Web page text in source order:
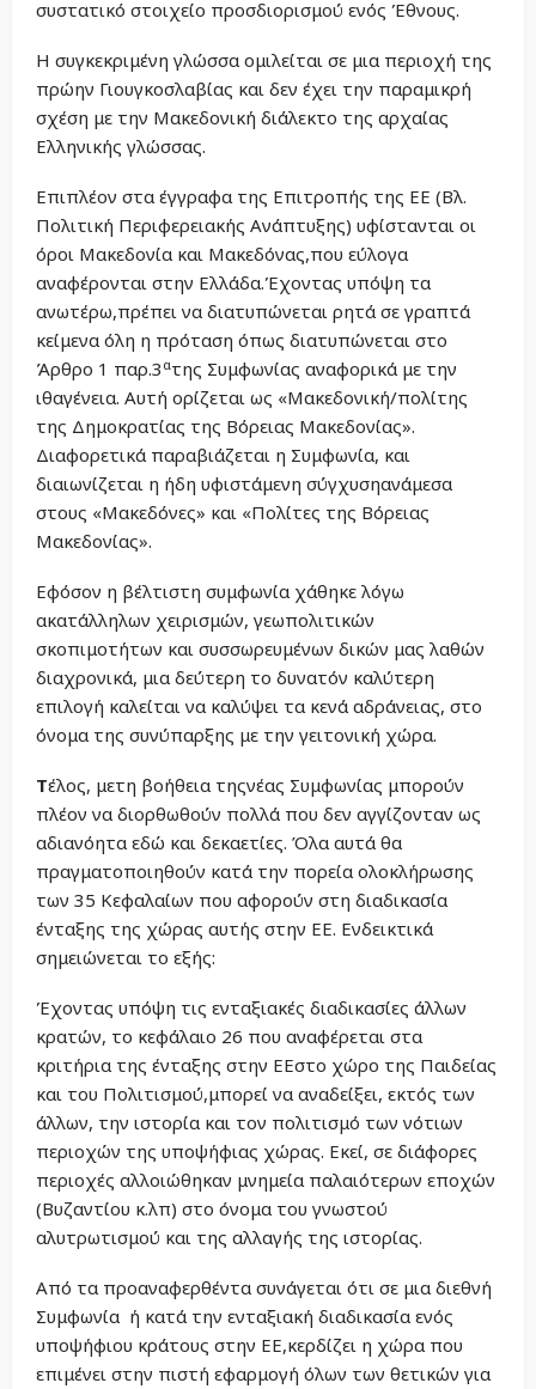
συστατικό στοιχείο προσδιορισμού ενός Έθνους.
Η συγκεκριμένη γλώσσα ομιλείται σε μια περιοχή της
πρώην Γιουγκοσλαβίας και δεν έχει την παραμικρή
σχέση με την Μακεδονική διάλεκτο της αρχαίας
Ελληνικής γλώσσας.
Επιπλέον στα έγγραφα της Επιτροπής της ΕΕ (Βλ.
Πολιτική Περιφερειακής Ανάπτυξης) υφίστανται οι
όροι Μακεδονία και Μακεδόνας,που εύλογα
αναφέρονται στην Ελλάδα.Έχοντας υπόψη τα
ανωτέρω,πρέπει να διατυπώνεται ρητά σε γραπτά
κείμενα όλη η πρόταση όπως διατυπώνεται στο
Άρθρο 1 παρ.3 ατης Συμφωνίας αναφορικά με την
ιθαγένεια. Αυτή ορίζεται ως «Μακεδονική/πολίτης
της Δημοκρατίας της Βόρειας Μακεδονίας».
Διαφορετικά παραβιάζεται η Συμφωνία, και
διαιωνίζεται η ήδη υφιστάμενη σύγχυσηανάμεσα
στους «Μακεδόνες» και «Πολίτες της Βόρειας
Μακεδονίας».
Εφόσον η βέλτιστη συμφωνία χάθηκε λόγω
ακατάλληλων χειρισμών, γεωπολιτικών
σκοπιμοτήτων και συσσωρευμένων δικών μας λαθών
διαχρονικά, μια δεύτερη το δυνατόν καλύτερη
επιλογή καλείται να καλύψει τα κενά αδράνειας, στο
όνομα της συνύπαρξης με την γειτονική χώρα.
Τέλος, μετη βοήθεια τηςνέας Συμφωνίας μπορούν
πλέον να διορθωθούν πολλά που δεν αγγίζονταν ως
αδιανόητα εδώ και δεκαετίες. Όλα αυτά θα
πραγματοποιηθούν κατά την πορεία ολοκλήρωσης
των 35 Κεφαλαίων που αφορούν στη διαδικασία
ένταξης της χώρας αυτής στην ΕΕ. Ενδεικτικά
σημειώνεται το εξής:
Έχοντας υπόψη τις ενταξιακές διαδικασίες άλλων
κρατών, το κεφάλαιο 26 που αναφέρεται στα
κριτήρια της ένταξης στην ΕΕστο χώρο της Παιδείας
και του Πολιτισμού,μπορεί να αναδείξει, εκτός των
άλλων, την ιστορία και τον πολιτισμό των νότιων
περιοχών της υποψήφιας χώρας. Εκεί, σε διάφορες
περιοχές αλλοιώθηκαν μνημεία παλαιότερων εποχών
(Βυζαντίου κ.λπ) στο όνομα του γνωστού
αλυτρωτισμού και της αλλαγής της ιστορίας.
Από τα προαναφερθέντα συνάγεται ότι σε μια διεθνή
Συμφωνία ή κατά την ενταξιακή διαδικασία ενός
υποψήφιου κράτους στην ΕΕ,κερδίζει η χώρα που
επιμένει στην πιστή εφαρμογή όλων των θετικών για